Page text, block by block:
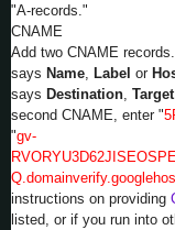
"A-records."
CNAME
Add two CNAME
says Name, Label or
says Destination, Target
second CNAME, enter "
"gv-
instructions on providing
listed, or if you run into